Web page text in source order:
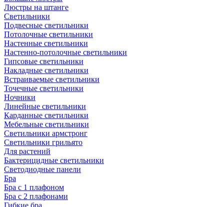
Люстры на штанге
Светильники
Подвесные светильники
Потолочные светильники
Настенные светильники
Настенно-потолочные светильники
Гипсовые светильники
Накладные светильники
Встраиваемые светильники
Точечные светильники
Ночники
Линейные светильники
Карданные светильники
Мебельные светильники
Светильники армстронг
Светильники грильято
Для растений
Бактерицидные светильники
Светодиодные панели
Бра
Бра с 1 плафоном
Бра с 2 плафонами
Гибкие бра